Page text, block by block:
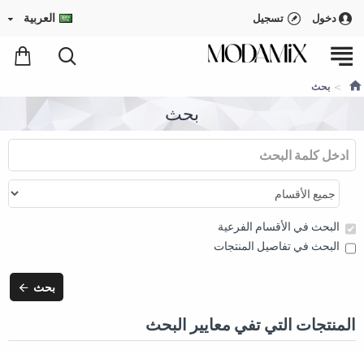
دخول تسجيل العربية
بحث
بحث
البحث في الأقسام الفرعية
البحث في تفاصيل المنتجات
بحث
المنتجات التي تفي معايير البحث